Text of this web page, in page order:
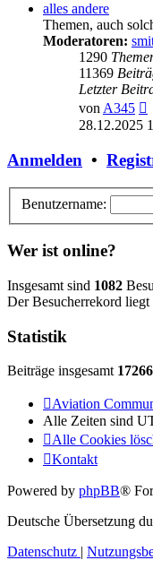
alles andere
Themen, auch
Moderatoren:
1290
11369
Letzter
vonA345
28.12.2025
Anmelden •
Benutzername:
Wer ist online?
Insgesamt sind 1082
Der Besucherrekord liegt
Statistik
Beiträge insgesamt
Aviation
Alle Zeiten sind
Alle Cookies
Kontakt
Powered by phpBB®
Deutsche Übersetzung
Datenschutz |